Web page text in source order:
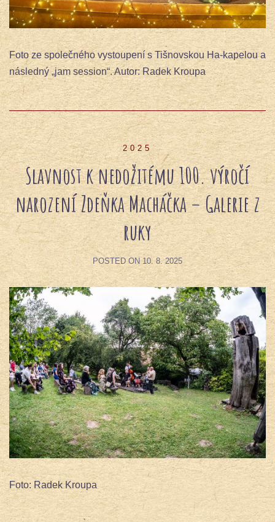
Foto ze společného vystoupení s Tišnovskou Ha-kapelou a
následný „jam session“. Autor: Radek Kroupa
2025
Slavnost k nedožitému 100. výročí
narození Zdeňka Macháčka – Galerie z
ruky
POSTED ON 10. 8. 2025
Foto: Radek Kroupa